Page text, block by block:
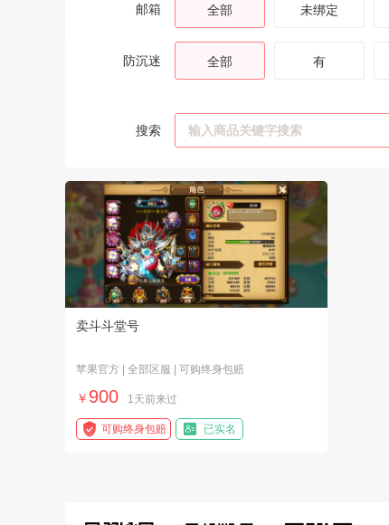
邮箱 全部 未绑定
防沉迷 全部 有
搜索
卖斗斗堂号
苹果官方 | 全部区服 | 可购终身包赔
￥ 900 1天前来过
可购终身包赔 已实名